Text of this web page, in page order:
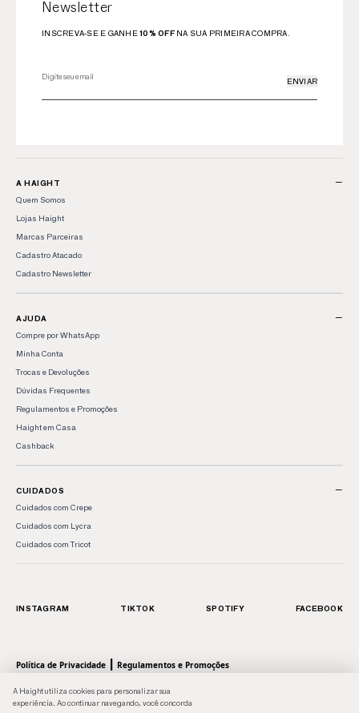
A Haight utiliza cookies para personalizar sua
experiência. Ao continuar navegando, você concorda
Newsletter
INSCREVA-SE E GANHE10% OFFNA SUA PRIMEIRA COMPRA.
ENVIAR
A HAIGHT −
Quem Somos
Lojas Haight
Marcas Parceiras
Cadastro Atacado
Cadastro Newsletter
AJUDA −
Compre por WhatsApp
Minha Conta
Trocas e Devoluções
Dúvidas Frequentes
Regulamentos e Promoções
Haight em Casa
Cashback
CUIDADOS −
Cuidados com Crepe
Cuidados com Lycra
Cuidados com Tricot
INSTAGRAM TIKTOK SPOTIFY FACEBOOK
Política de Privacidade | Regulamentos e Promoções
© 2026 HAIGHT, marca da Shoulder S.A. - Todos os direitos reservados.| Rua Anhaia, 411
- Bom Retiro, SP - 01130-000 | CNPJ: 43.470566/0001-90